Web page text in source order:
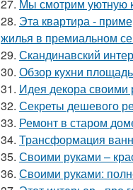
27. Мы смотрим уютную
28. Эта квартира -
жилья в премиальном
29. Скандинавский
30. Обзор кухни
31. Идея декора своими
32. Секреты дешевого
33. Ремонт в старом
34. Трансформация
35. Своими руками –
36. Своими руками: